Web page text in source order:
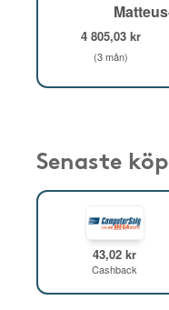
4 805,03 kr
(3 mån)
Senaste
43,02 kr
Cashback